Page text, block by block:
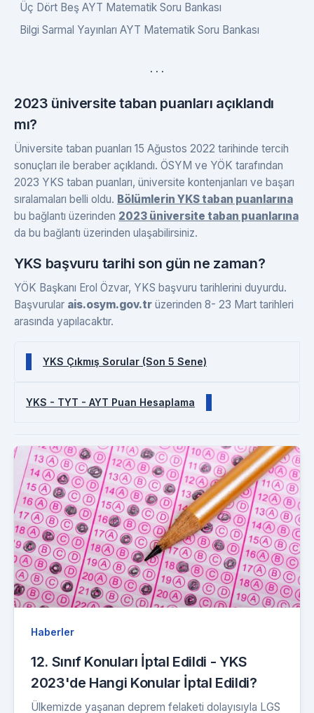
Üç Dört Beş AYT Matematik Soru Bankası
Bilgi Sarmal Yayınları AYT Matematik Soru Bankası
. . .
2023 üniversite taban puanları açıklandı
mı?
Üniversite taban puanları 15 Ağustos 2022 tarihinde tercih
sonuçları ile beraber açıklandı. ÖSYM ve YÖK tarafından
2023 YKS taban puanları, üniversite kontenjanları ve başarı
sıralamaları belli oldu. Bölümlerin YKS taban puanlarına
bu bağlantı üzerinden 2023 üniversite taban puanlarına
da bu bağlantı üzerinden ulaşabilirsiniz.
YKS başvuru tarihi son gün ne zaman?
YÖK Başkanı Erol Özvar, YKS başvuru tarihlerini duyurdu.
Başvurular ais.osym.gov.tr üzerinden 8- 23 Mart tarihleri
arasında yapılacaktır.
YKS Çıkmış Sorular (Son 5 Sene)
YKS - TYT - AYT Puan Hesaplama
Haberler
12. Sınıf Konuları İptal Edildi - YKS
2023'de Hangi Konular İptal Edildi?
Ülkemizde yaşanan deprem felaketi dolayısıyla LGS